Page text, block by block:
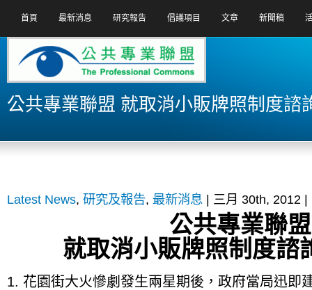
首頁 最新消息 研究報告 倡議項目 文章 新聞稿
公共專業聯盟 就取消小販牌照制度諮
Latest News, 研究及報告, 最新消息 | 三月 30th, 2012 |
公共專業聯盟
就取消小販牌照制度諮
1. 花園街大火慘劇發生兩星期後，政府當局迅即